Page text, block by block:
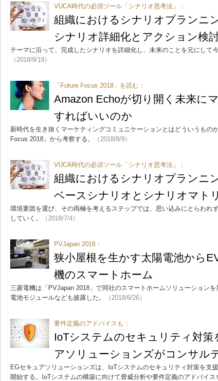
VUCA時代の必須ツール「シナリオ思考法」：
組織におけるシナリオプラン
シナリオ詳細化とアクション検
テーマに沿って、完成したシナリオを詳細化し、未来のことを元にして
（2018/9/19）
「Future Focus 2018」を読む：
Amazon Echoが切り開く未来に
すればいいのか
新時代を生き抜くマーケティングコミュニケーションとはどういうもの
Focus 2018」から考察する。
（2018/8/9）
VUCA時代の必須ツール「シナリオ思考法」：
組織におけるシナリオプラン
ベースシナリオとシナリオマト
環境要因を選び、その両極を考えるステップでは、思い込みにとらわれ
していく。
（2018/7/4）
PVJapan 2018：
狭小屋根を生かす太陽電池から
機のスマートホーム
三菱電機は「PVJapan 2018」で同社のスマートホームソリューション
電池モジュールなども披露した。
（2018/6/26）
要件定義のアドバイスも：
IoTシステムのセキュリティ対策
アソリューションズがコンサル
EGセキュアソリューションズは、IoTシステムのセキュリティ対策を支
開始する。IoTシステムの構築に向けて脅威分析や要件定義のアドバイ